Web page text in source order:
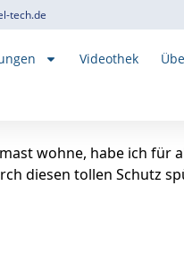
tech.de
Videothek
wohne, habe ich für
diesen tollen Schutz